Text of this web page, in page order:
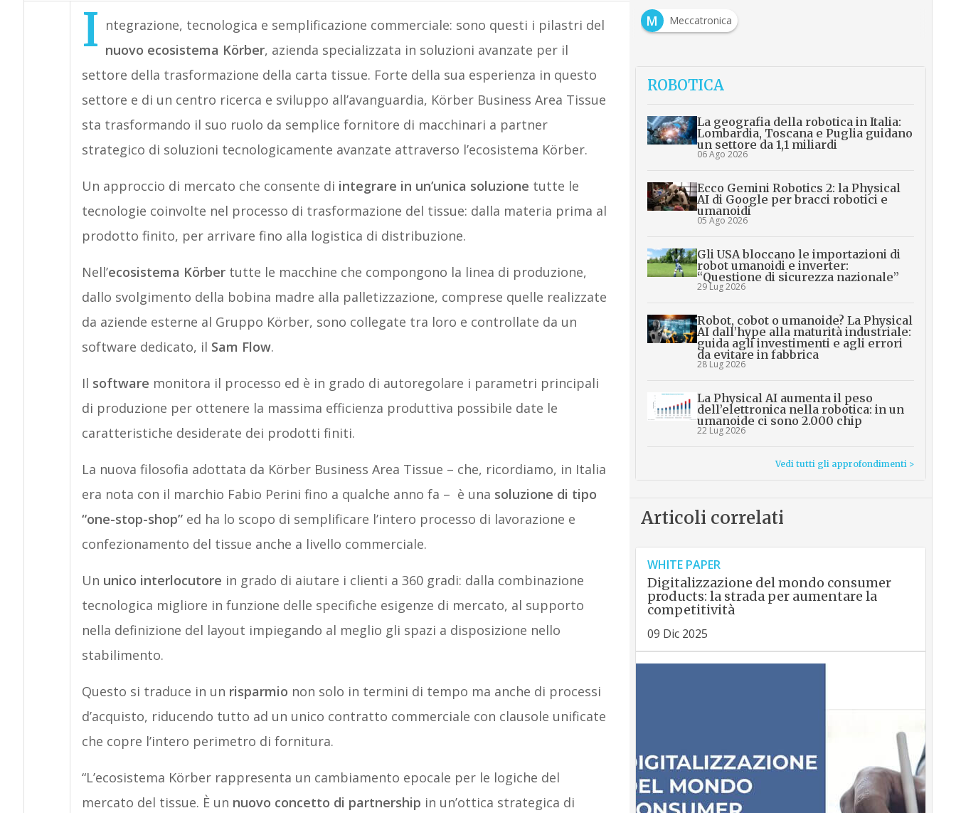
I ntegrazione, tecnologica e semplificazione commerciale: sono questi i pilastri del
nuovo ecosistema Körber, azienda specializzata in soluzioni avanzate per il
settore della trasformazione della carta tissue. Forte della sua esperienza in questo
settore e di un centro ricerca e sviluppo all’avanguardia, Körber Business Area Tissue
sta trasformando il suo ruolo da semplice fornitore di macchinari a partner
strategico di soluzioni tecnologicamente avanzate attraverso l’ecosistema Körber.
Un approccio di mercato che consente di integrare in un’unica soluzione tutte le
tecnologie coinvolte nel processo di trasformazione del tissue: dalla materia prima al
prodotto finito, per arrivare fino alla logistica di distribuzione.
Nell’ecosistema Körbertutte le macchine che compongono la linea di produzione,
dallo svolgimento della bobina madre alla palletizzazione, comprese quelle realizzate
da aziende esterne al Gruppo Körber, sono collegate tra loro e controllate da un
software dedicato, il Sam Flow.
Il software monitora il processo ed è in grado di autoregolare i parametri principali
di produzione per ottenere la massima efficienza produttiva possibile date le
caratteristiche desiderate dei prodotti finiti.
La nuova filosofia adottata da Körber Business Area Tissue – che, ricordiamo, in Italia
era nota con il marchio Fabio Perini fino a qualche anno fa – è una soluzione di tipo
“one-stop-shop”ed ha lo scopo di semplificare l’intero processo di lavorazione e
confezionamento del tissue anche a livello commerciale.
Un unico interlocutore in grado di aiutare i clienti a 360 gradi: dalla combinazione
tecnologica migliore in funzione delle specifiche esigenze di mercato, al supporto
nella definizione del layout impiegando al meglio gli spazi a disposizione nello
stabilimento.
Questo si traduce in un risparmio non solo in termini di tempo ma anche di processi
d’acquisto, riducendo tutto ad un unico contratto commerciale con clausole unificate
che copre l’intero perimetro di fornitura.
“L’ecosistema Körber rappresenta un cambiamento epocale per le logiche del
mercato del tissue. È un nuovo concetto di partnership in un’ottica strategica di
M
Meccatronica
ROBOTICA
La geografia della robotica in Italia:
Lombardia, Toscana e Puglia guidano
un settore da 1,1 miliardi
06 Ago 2026
Ecco Gemini Robotics 2: la Physical
AI di Google per bracci robotici e
umanoidi
05 Ago 2026
Gli USA bloccano le importazioni di
robot umanoidi e inverter:
“Questione di sicurezza nazionale”
29 Lug 2026
Robot, cobot o umanoide? La Physical
AI dall’hype alla maturità industriale:
guida agli investimenti e agli errori
da evitare in fabbrica
28 Lug 2026
La Physical AI aumenta il peso
dell’elettronica nella robotica: in un
umanoide ci sono 2.000 chip
22 Lug 2026
Vedi tutti gli approfondimenti >
Articoli correlati
WHITE PAPER
Digitalizzazione del mondo consumer
products: la strada per aumentare la
competitività
09 Dic 2025